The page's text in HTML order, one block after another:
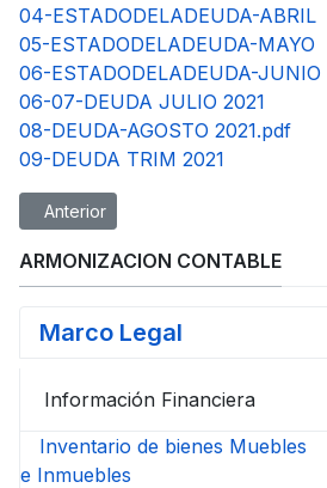
04-ESTADODELADEUDA-ABRIL
05-ESTADODELADEUDA-MAYO
06-ESTADODELADEUDA-JUNIO
06-07-DEUDA JULIO 2021
08-DEUDA-AGOSTO 2021.pdf
09-DEUDA TRIM 2021
Artículo anterior: Deuda Publica 2020
Anterior
ARMONIZACION CONTABLE
Marco Legal
Información Financiera
Inventario de bienes Muebles
e Inmuebles